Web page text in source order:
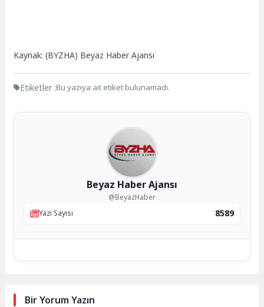
Kaynak: (BYZHA) Beyaz Haber Ajansı
Etiketler :Bu yazıya ait etiket bulunamadı.
Beyaz Haber Ajansı
@BeyazHaber
Yazı Sayısı
8589
Bir Yorum Yazın